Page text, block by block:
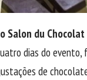
Salon du Chocolat
dias do
de